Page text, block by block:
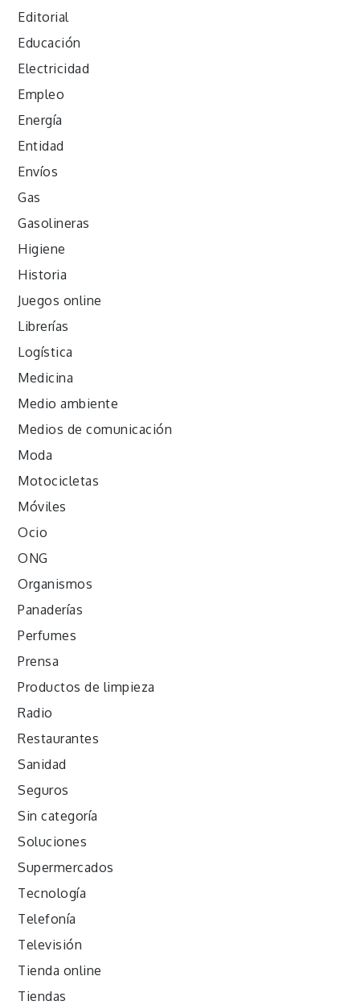
Editorial
Educación
Electricidad
Empleo
Energía
Entidad
Envíos
Gas
Gasolineras
Higiene
Historia
Juegos online
Librerías
Logística
Medicina
Medio ambiente
Medios de comunicación
Moda
Motocicletas
Móviles
Ocio
ONG
Organismos
Panaderías
Perfumes
Prensa
Productos de limpieza
Radio
Restaurantes
Sanidad
Seguros
Sin categoría
Soluciones
Supermercados
Tecnología
Telefonía
Televisión
Tienda online
Tiendas